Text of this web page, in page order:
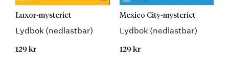
Luxor-mysteriet
Lydbok (nedlastbar)
129 kr
Mexico City-mysteriet
Lydbok (nedlastbar)
129 kr